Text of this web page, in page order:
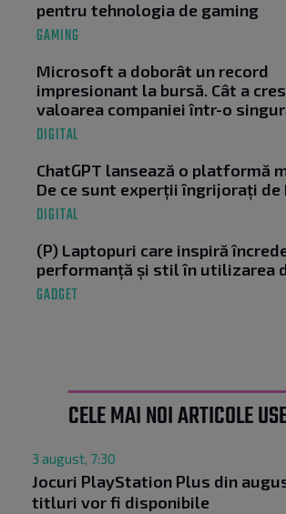
pentru tehnologia de gaming
GAMING
Microsoft a doborât un record
impresionant la bursă. Cât a
valoarea companiei într-o
DIGITAL
ChatGPT lansează o platformă
De ce sunt experții îngrijorați de
DIGITAL
(P) Laptopuri care inspiră
performanță și stil în utilizarea
GADGET
CELE MAI NOI ARTICOLE
3 august, 7:30
Jocuri PlayStation Plus din
titluri vor fi disponibile